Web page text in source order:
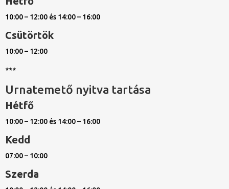
10:00 – 12:00 és 14:00 – 16:00
Csütörtök
10:00 – 12:00
***
Urnatemető nyitva tartása
Hétfő
10:00 – 12:00 és 14:00 – 16:00
Kedd
07:00 – 10:00
Szerda